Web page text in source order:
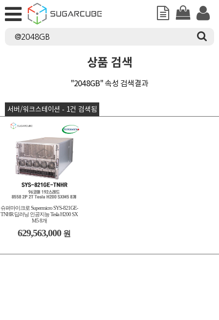
상품 검색
"2048GB" 속성 검색결과
서버/워크스테이션 - 1건 검색됨
슈퍼마이크로 Supermicro SYS-821GE-
TNHR 딥러닝 인공지능 Tesla H200 SX
M5 8개
629,563,000 원